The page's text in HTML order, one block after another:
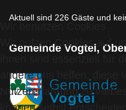
Aktuell sind 226 Gäste und
Gemeinde Vogtei,
Wir nutzen Cookies auf
andere uns helfen, diese
Nutzererfahrung zu
können selbst